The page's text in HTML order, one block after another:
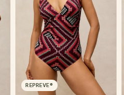
REPREVE®